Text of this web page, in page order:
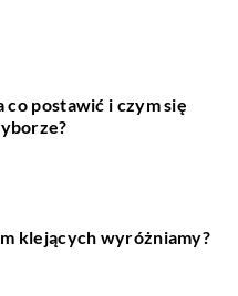
co postawić i czym się
klejących wyróżniamy?